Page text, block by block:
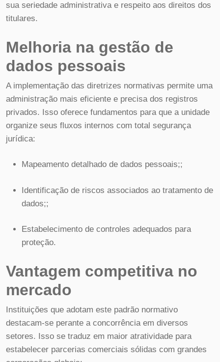
sua seriedade administrativa e respeito aos direitos dos
titulares.
Melhoria na gestão de
dados pessoais
A implementação das diretrizes normativas permite uma
administração mais eficiente e precisa dos registros
privados. Isso oferece fundamentos para que a unidade
organize seus fluxos internos com total segurança
jurídica:
Mapeamento detalhado de dados pessoais;;
Identificação de riscos associados ao tratamento de
dados;;
Estabelecimento de controles adequados para
proteção.
Vantagem competitiva no
mercado
Instituições que adotam este padrão normativo
destacam-se perante a concorrência em diversos
setores. Isso se traduz em maior atratividade para
estabelecer parcerias comerciais sólidas com grandes